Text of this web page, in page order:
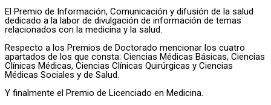
El Premio de Información, Comunicación y difusión de la salud
dedicado a la labor de divulgación de información de temas
relacionados con la medicina y la salud.
Respecto a los Premios de Doctorado mencionar los cuatro
apartados de los que consta: Ciencias Médicas Básicas, Ciencias
Clínicas Médicas, Ciencias Clínicas Quirúrgicas y Ciencias
Médicas Sociales y de Salud.
Y finalmente el Premio de Licenciado en Medicina.